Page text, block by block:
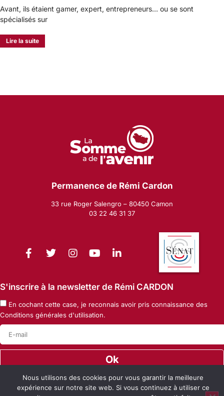
Avant, ils étaient gamer, expert, entrepreneurs… ou se sont
spécialisés sur
Lire la suite
Permanence de Rémi Cardon
33 rue Roger Salengro – 80450 Camon
03 22 46 31 37
S'inscrire à la newsletter de Rémi CARDON
En cochant cette case, je reconnais avoir pris connaissance des
Conditions générales d'utilisation.
Ok
Politique de confidentialité
Nous utilisons des cookies pour vous garantir la meilleure
expérience sur notre site web. Si vous continuez à utiliser ce